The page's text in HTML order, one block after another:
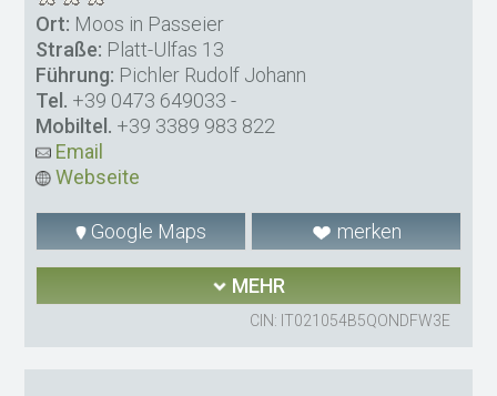
Ort: Moos in Passeier
Straße: Platt-Ulfas 13
Führung: Pichler Rudolf Johann
Tel. +39 0473 649033 -
Mobiltel. +39 3389 983 822
Email
Webseite
Google Maps merken
MEHR
CIN: IT021054B5QONDFW3E